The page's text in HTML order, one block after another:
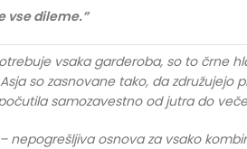
vse dileme.”
vsaka garderoba, so to črne
so zasnovane tako, da združujejo
samozavestno od jutra do
nepogrešljiva osnova za vsako